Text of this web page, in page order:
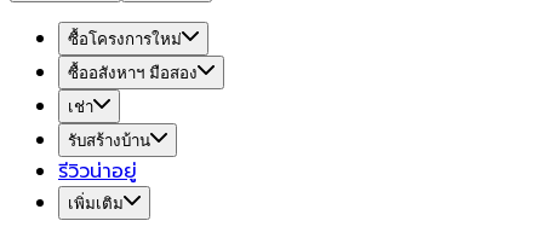
ซื้อโครงการใหม่
ซื้ออสังหาฯ มือสอง
เช่า
รับสร้างบ้าน
รีวิวน่าอยู่
เพิ่มเติม